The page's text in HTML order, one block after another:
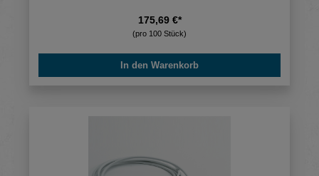
175,69 €*
(pro 100 Stück)
In den Warenkorb